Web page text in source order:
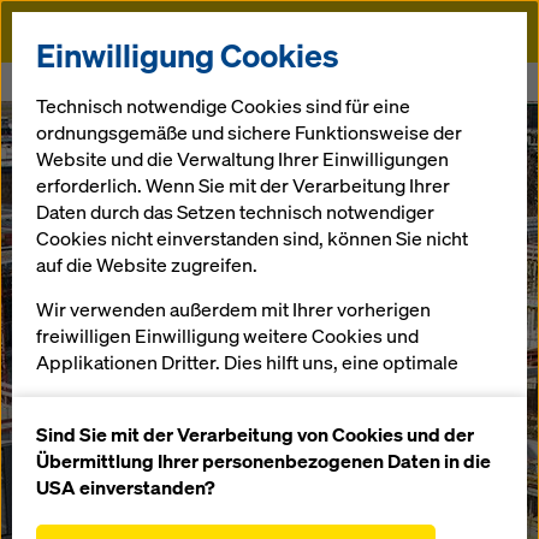
Doka
Galileo
Einwilligung Cookies
Technisch notwendige Cookies sind für eine
ordnungsgemäße und sichere Funktionsweise der
Website und die Verwaltung Ihrer Einwilligungen
erforderlich. Wenn Sie mit der Verarbeitung Ihrer
Daten durch das Setzen technisch notwendiger
Cookies nicht einverstanden sind, können Sie nicht
auf die Website zugreifen.
Wir verwenden außerdem mit Ihrer vorherigen
freiwilligen Einwilligung weitere Cookies und
Applikationen Dritter. Dies hilft uns, eine optimale
die Funktionalität unserer Website ständig zu
verbessern (Funktionale und Statistik Cookies),
Sind Sie mit der Verarbeitung von Cookies und der
Übermittlung Ihrer personenbezogenen Daten in die
USA einverstanden?